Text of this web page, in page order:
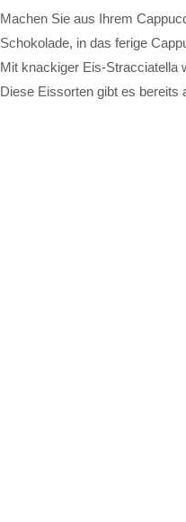
Machen Sie aus Ihrem
Schokolade, in das ferige
Mit knackiger Eis-Stracciatella
Diese Eissorten gibt es